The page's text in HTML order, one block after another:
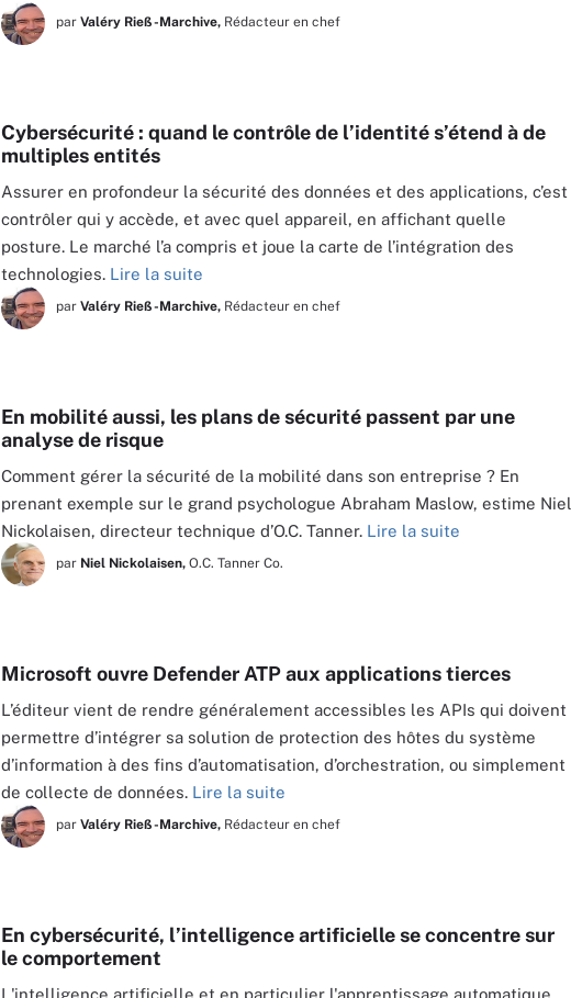
par Valéry Rieß-Marchive, Rédacteur en chef
Cybersécurité : quand le contrôle de l’identité s’étend à de
multiples entités
Assurer en profondeur la sécurité des données et des applications, c’est
contrôler qui y accède, et avec quel appareil, en affichant quelle
posture. Le marché l’a compris et joue la carte de l’intégration des
technologies. Lire la suite
par Valéry Rieß-Marchive, Rédacteur en chef
En mobilité aussi, les plans de sécurité passent par une
analyse de risque
Comment gérer la sécurité de la mobilité dans son entreprise ? En
prenant exemple sur le grand psychologue Abraham Maslow, estime Niel
Nickolaisen, directeur technique d’O.C. Tanner. Lire la suite
par Niel Nickolaisen, O.C. Tanner Co.
Microsoft ouvre Defender ATP aux applications tierces
L’éditeur vient de rendre généralement accessibles les APIs qui doivent
permettre d’intégrer sa solution de protection des hôtes du système
d’information à des fins d’automatisation, d’orchestration, ou simplement
de collecte de données. Lire la suite
par Valéry Rieß-Marchive, Rédacteur en chef
En cybersécurité, l’intelligence artificielle se concentre sur
le comportement
L'intelligence artificielle et en particulier l'apprentissage automatique,